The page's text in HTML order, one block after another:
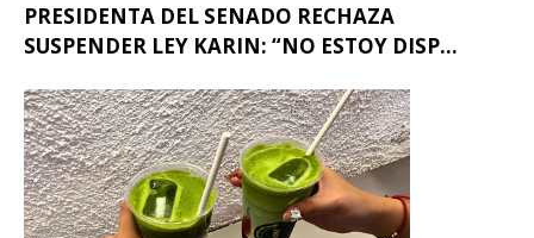
PRESIDENTA DEL SENADO RECHAZA
SUSPENDER LEY KARIN: “NO ESTOY DISP...